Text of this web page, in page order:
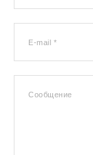
E-mail *
Сообщение